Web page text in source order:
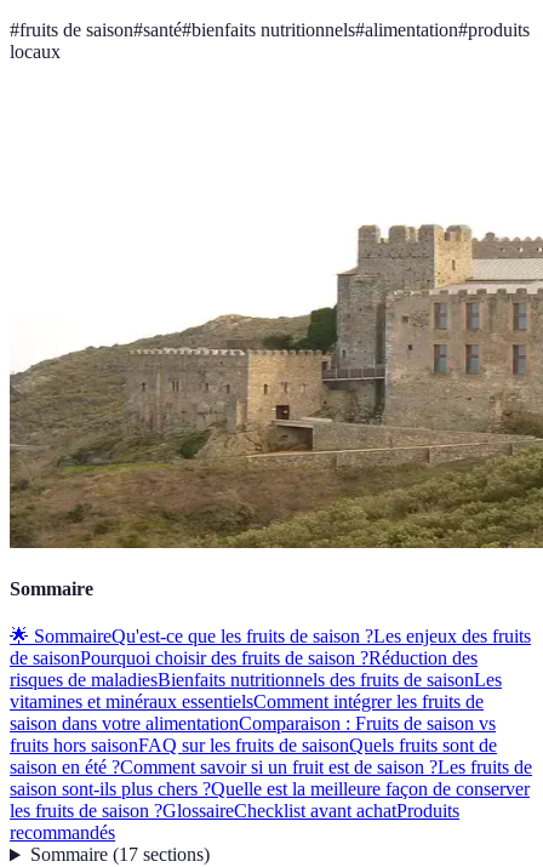
#fruits de saison#santé#bienfaits nutritionnels#alimentation#produits
locaux
Sommaire
🌟 SommaireQu'est-ce que les fruits de saison ?Les enjeux des fruits
de saisonPourquoi choisir des fruits de saison ?Réduction des
risques de maladiesBienfaits nutritionnels des fruits de saisonLes
vitamines et minéraux essentielsComment intégrer les fruits de
saison dans votre alimentationComparaison : Fruits de saison vs
fruits hors saisonFAQ sur les fruits de saisonQuels fruits sont de
saison en été ?Comment savoir si un fruit est de saison ?Les fruits de
saison sont-ils plus chers ?Quelle est la meilleure façon de conserver
les fruits de saison ?GlossaireChecklist avant achatProduits
recommandés
Sommaire(17 sections)